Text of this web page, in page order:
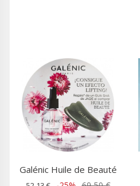
Galénic Huile de Beauté